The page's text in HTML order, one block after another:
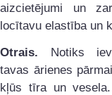
aizcietējumi un
locītavu elastība un
Otrais. Notiks
tavas ārienes
kļūs tīra un